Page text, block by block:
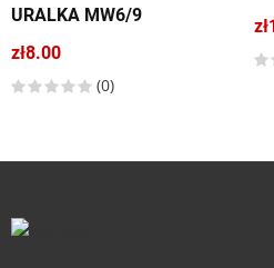
URALKA MW6/9
zł8.00
(0)